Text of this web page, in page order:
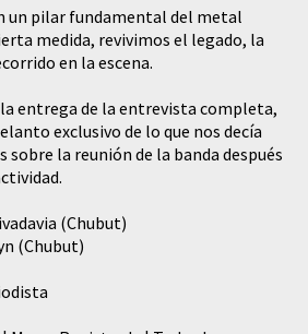
un pilar fundamental del metal
medida, revivimos el legado, la
en la escena.
entrega de la entrevista completa,
exclusivo de lo que nos decía
la reunión de la banda después
(Chubut)
(Chubut)